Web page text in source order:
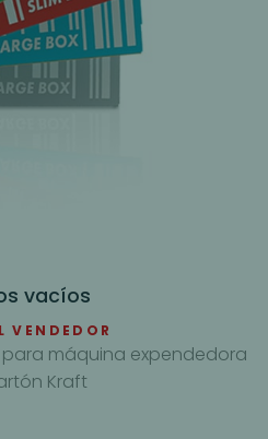
vacíos
VENDEDOR
para máquina expendedora
Kraft